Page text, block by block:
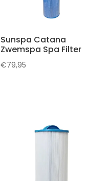
Sunspa Catana
Zwemspa Spa Filter
€79,95